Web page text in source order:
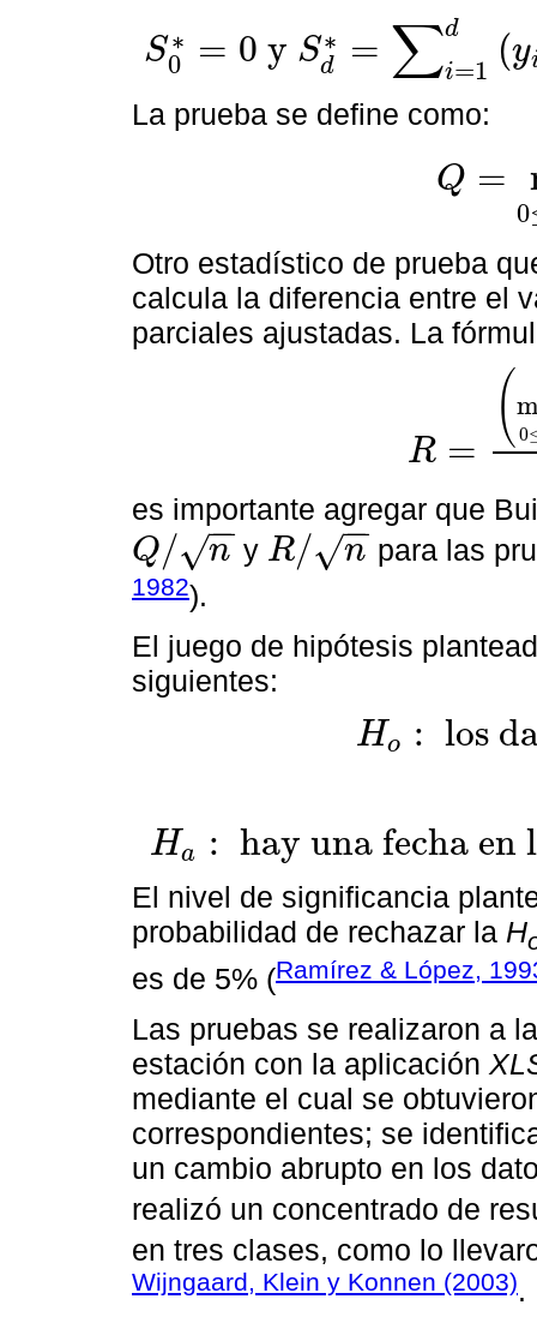
S∗
0 = 0 y S∗
d = ∑d
i=1 (y
S0*=0 ySd =∑i 1d yi−y ¯) para 1,2 ,
La prueba se define como:
Q =
0
Q=máx0≤
Otro estadístico de prueba
calcula la diferencia entre el
parciales ajustadas. La
R =
( 0
R=(máxs 0≤d≤
es importante agregar que
Q/ n
−
−
√
Q/n y R/ n
−
−
√
R/ n para las
1982).
El juego de hipótesis
siguientes:
Ho : los
Ha : hay una fecha en
El nivel de significancia
probabilidad de rechazar la H
es de 5% (Ramírez & López,
Las pruebas se realizaron a
estación con la aplicación
mediante el cual se
correspondientes; se
un cambio abrupto en los
realizó un concentrado de
en tres clases, como lo
Wijngaard, Klein y Konnen (2003).